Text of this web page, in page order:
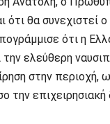
ότι θα
ότι η
ελεύθερη
στην
την